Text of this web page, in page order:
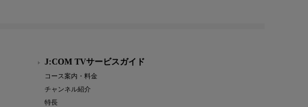
J:COM TVサービスガイド
コース案内・料金
チャンネル紹介
特長